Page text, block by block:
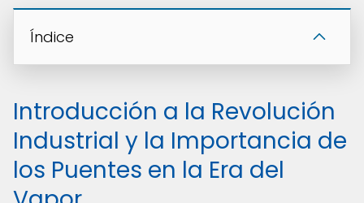
Índice
Introducción a la Revolución
Industrial y la Importancia de
los Puentes en la Era del